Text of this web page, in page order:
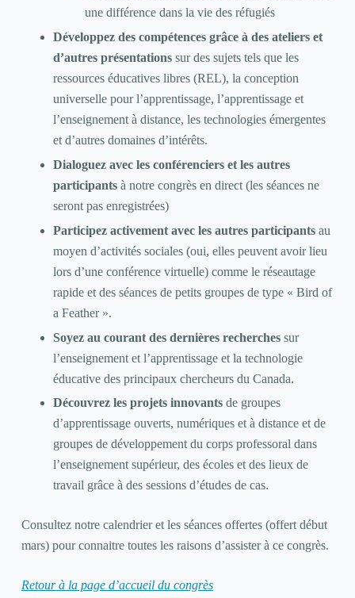
une différence dans la vie des réfugiés
Développez des compétences grâce à des ateliers et
d’autres présentationssur des sujets tels que les
ressources éducatives libres (REL), la conception
universelle pour l’apprentissage, l’apprentissage et
l’enseignement à distance, les technologies émergentes
et d’autres domaines d’intérêts.
Dialoguez avec les conférenciers et les autres
participantsà notre congrès en direct (les séances ne
seront pas enregistrées)
Participez activement avec les autres participantsau
moyen d’activités sociales (oui, elles peuvent avoir lieu
lors d’une conférence virtuelle) comme le réseautage
rapide et des séances de petits groupes de type « Bird of
a Feather ».
Soyez au courant des dernières recherches sur
l’enseignement et l’apprentissage et la technologie
éducative des principaux chercheurs du Canada.
Découvrez les projets innovants de groupes
d’apprentissage ouverts, numériques et à distance et de
groupes de développement du corps professoral dans
l’enseignement supérieur, des écoles et des lieux de
travail grâce à des sessions d’études de cas.
Consultez notre calendrier et les séances offertes (offert début
mars) pour connaitre toutes les raisons d’assister à ce congrès.
Retour à la page d’accueil du congrès